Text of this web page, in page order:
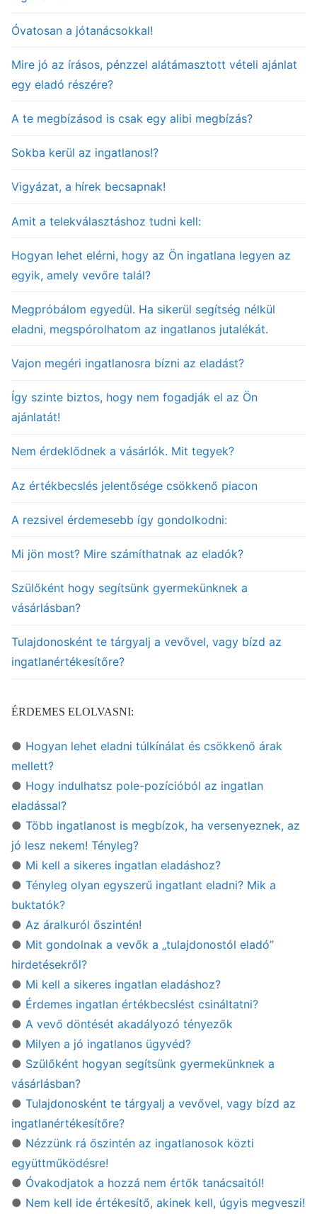
Óvatosan a jótanácsokkal!
Mire jó az írásos, pénzzel alátámasztott vételi ajánlat
egy eladó részére?
A te megbízásod is csak egy alibi megbízás?
Sokba kerül az ingatlanos!?
Vigyázat, a hírek becsapnak!
Amit a telekválasztáshoz tudni kell:
Hogyan lehet elérni, hogy az Ön ingatlana legyen az
egyik, amely vevőre talál?
Megpróbálom egyedül. Ha sikerül segítség nélkül
eladni, megspórolhatom az ingatlanos jutalékát.
Vajon megéri ingatlanosra bízni az eladást?
Így szinte biztos, hogy nem fogadják el az Ön
ajánlatát!
Nem érdeklődnek a vásárlók. Mit tegyek?
Az értékbecslés jelentősége csökkenő piacon
A rezsivel érdemesebb így gondolkodni:
Mi jön most? Mire számíthatnak az eladók?
Szülőként hogy segítsünk gyermekünknek a
vásárlásban?
Tulajdonosként te tárgyalj a vevővel, vagy bízd az
ingatlanértékesítőre?
ÉRDEMES ELOLVASNI:
● Hogyan lehet eladni túlkínálat és csökkenő árak
mellett?
● Hogy indulhatsz pole-pozícióból az ingatlan
eladással?
● Több ingatlanost is megbízok, ha versenyeznek, az
jó lesz nekem! Tényleg?
● Mi kell a sikeres ingatlan eladáshoz?
● Tényleg olyan egyszerű ingatlant eladni? Mik a
buktatók?
● Az áralkuról őszintén!
● Mit gondolnak a vevők a „tulajdonostól eladó”
hirdetésekről?
● Mi kell a sikeres ingatlan eladáshoz?
● Érdemes ingatlan értékbecslést csináltatni?
● A vevő döntését akadályozó tényezők
● Milyen a jó ingatlanos ügyvéd?
● Szülőként hogyan segítsünk gyermekünknek a
vásárlásban?
● Tulajdonosként te tárgyalj a vevővel, vagy bízd az
ingatlanértékesítőre?
● Nézzünk rá őszintén az ingatlanosok közti
együttműködésre!
● Óvakodjatok a hozzá nem értők tanácsaitól!
● Nem kell ide értékesítő, akinek kell, úgyis megveszi!